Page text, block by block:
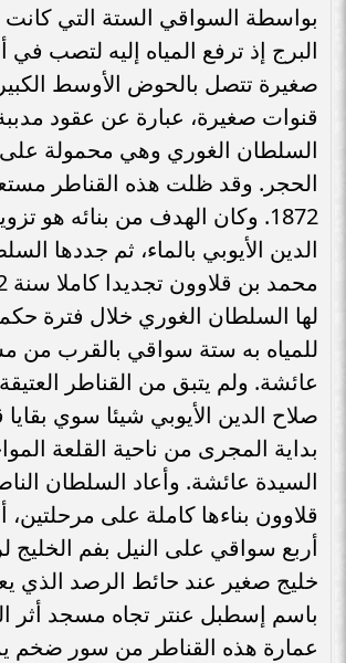
بواسطة السواقي الستة التي
البرج إذ ترفع المياه إليه لتصب
صغيرة تتصل بالحوض الأوسط
قنوات صغيرة، عبارة عن عقود
السلطان الغوري وهي محمولة
الحجر. وقد ظلت هذه القناطر
1872. وكان الهدف من بنائه هو
الدين الأيوبي بالماء، ثم جددها
لها السلطان الغوري خلال فترة
للمياه به ستة سواقي بالقرب من
عائشة. ولم يتبق من القناطر
صلاح الدين الأيوبي شيئا سوي
بداية المجرى من ناحية القلعة
السيدة عائشة. وأعاد السلطان
قلاوون بناءها كاملة على مرحلتين،
أربع سواقي على النيل بفم الخليج
خليج صغير عند حائط الرصد الذي
باسم إسطبل عنتر تجاه مسجد أثر
عمارة هذه القناطر من سور ضخم